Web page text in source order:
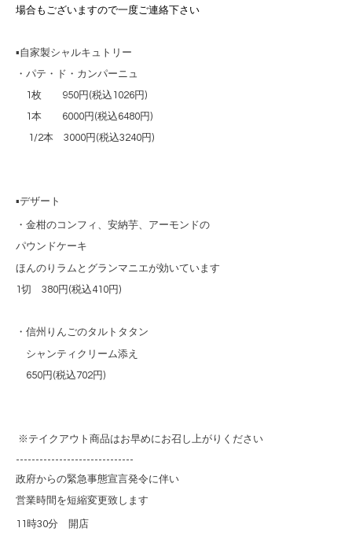
場合もございますので一度ご連絡下さい
▪️自家製シャルキュトリー
・パテ・ド・カンパーニュ
1枚 950円(税込1026円)
1本 6000円(税込6480円)
1/2本 3000円(税込3240円)
▪️デザート
・金柑のコンフィ、安納芋、 アーモンドの
パウンドケーキ
ほんのりラムとグランマニエが効いています
1切 380円(税込410円)
・信州りんごのタルトタタン
シャンティクリーム添え
650円(税込702円)
※テイクアウト商品はお早めにお召し上がりください
------------------------------
政府からの緊急事態宣言発令に伴い
営業時間を短縮変更致します
11 時30分 開店